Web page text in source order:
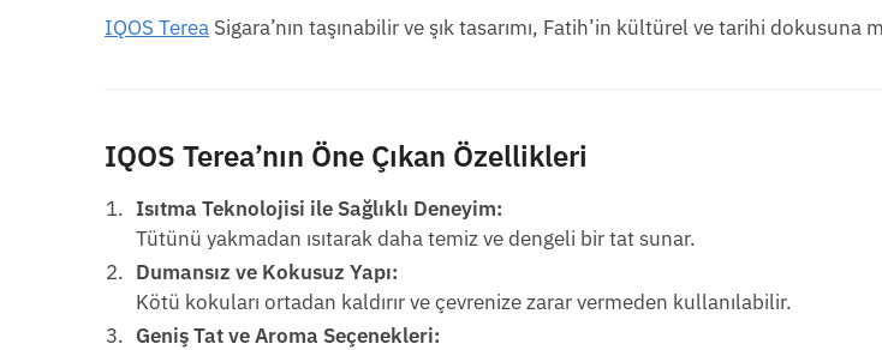
IQOS Terea Sigara’nın taşınabilir ve şık tasarımı, Fatih’in kültürel ve tarihi dokusuna
IQOS Terea’nın Öne Çıkan Özellikleri
Isıtma Teknolojisi ile Sağlıklı Deneyim:
Tütünü yakmadan ısıtarak daha temiz ve dengeli bir tat sunar.
Dumansız ve Kokusuz Yapı:
Kötü kokuları ortadan kaldırır ve çevrenize zarar vermeden kullanılabilir.
Geniş Tat ve Aroma Seçenekleri: